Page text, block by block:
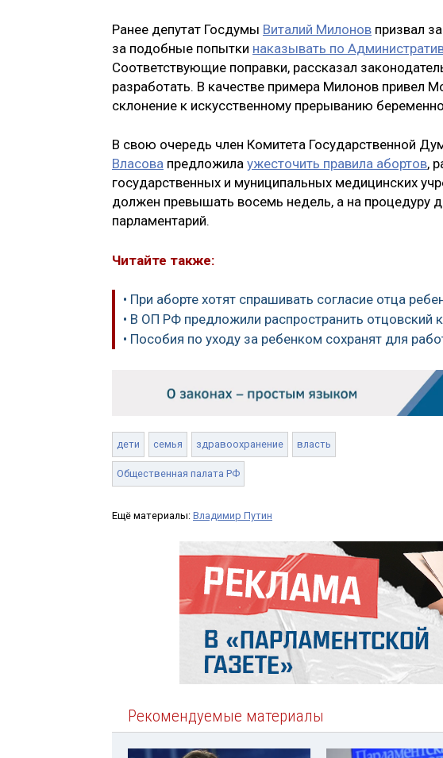
Ранее депутат Госдумы Виталий Милонов призвал
за подобные попытки наказывать по
Соответствующие поправки, рассказал
разработать. В качестве примера Милонов привел
склонение к искусственному прерыванию
В свою очередь член Комитета Государственной
Власова предложила ужесточить правила абортов,
государственных и муниципальных медицинских
должен превышать восемь недель, а на процедуру
парламентарий.
Читайте также:
• При аборте хотят спрашивать согласие отца
• В ОП РФ предложили распространить отцовский
• Пособия по уходу за ребенком сохранят для
дети семья здравоохранение власть
Общественная палата РФ
Ещё материалы: Владимир Путин
Рекомендуемые материалы